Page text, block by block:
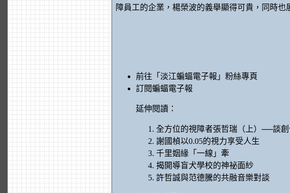
障員工的企業，楊榮波的義舉顯得可貴，同時
前往「淡江蝙蝠電子報」粉絲專頁
訂閱蝙蝠電子報
延伸閱讀：
全方位的視障者張哲瑞（上）──談
謝國楨以0.05的視力享受人生
千里姻緣「一線」牽
揭開導盲犬學校的神祕面紗
許哲誠與范德騰的共融音樂對談